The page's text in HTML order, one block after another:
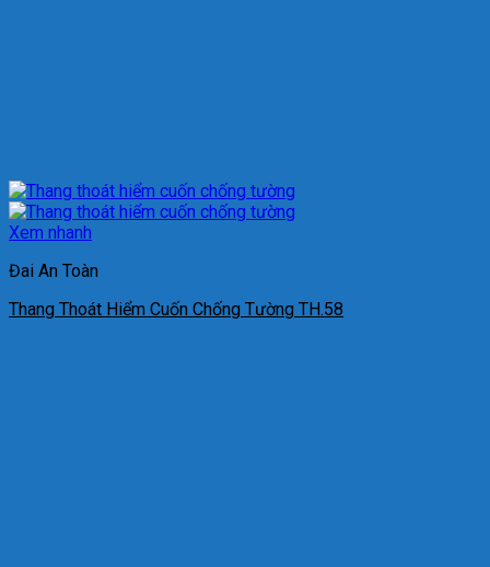
Xem nhanh
Đai An Toàn
Thang Thoát Hiểm Cuốn Chống Tường TH.58